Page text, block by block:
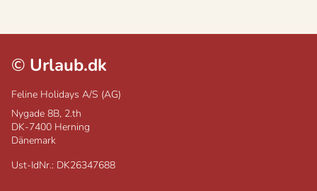
© Urlaub.dk
Feline Holidays A/S (AG)
Nygade 8B, 2.th
DK-7400 Herning
Dänemark
Ust-IdNr.: DK26347688